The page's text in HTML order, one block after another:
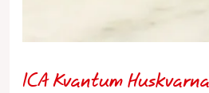
ICA Kvantum Huskvarna